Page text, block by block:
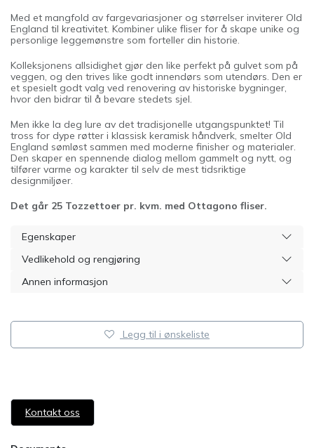
Med et mangfold av fargevariasjoner og størrelser inviterer Old
England til kreativitet. Kombiner ulike fliser for å skape unike og
personlige leggemønstre som forteller din historie.
Kolleksjonens allsidighet gjør den like perfekt på gulvet som på
veggen, og den trives like godt innendørs som utendørs. Den er
et spesielt godt valg ved renovering av historiske bygninger,
hvor den bidrar til å bevare stedets sjel.
Men ikke la deg lure av det tradisjonelle utgangspunktet! Til
tross for dype røtter i klassisk keramisk håndverk, smelter Old
England sømløst sammen med moderne finisher og materialer.
Den skaper en spennende dialog mellom gammelt og nytt, og
tilfører varme og karakter til selv de mest tidsriktige
designmiljøer.
Det går 25 Tozzettoer pr. kvm. med Ottagono fliser.
Egenskaper
Vedlikehold og rengjøring
Annen informasjon
Legg til i ønskeliste
Kontakt oss